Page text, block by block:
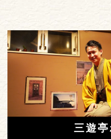
三遊